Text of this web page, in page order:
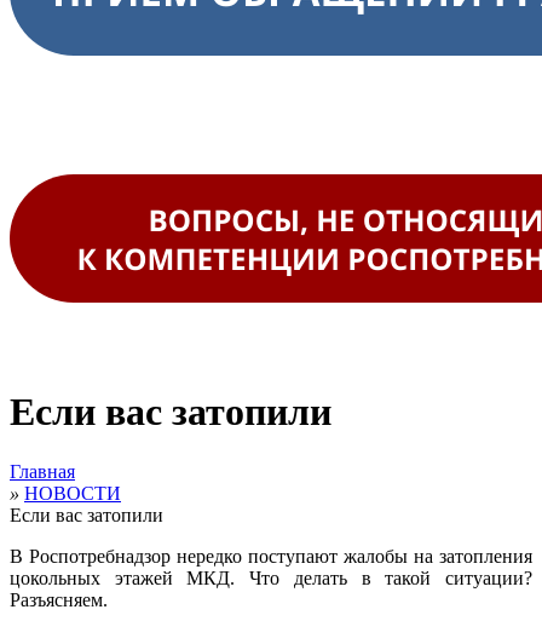
Если вас затопили
Главная
» НОВОСТИ
Если вас затопили
В Роспотребнадзор нередко поступают жалобы на затопления
цокольных этажей МКД. Что делать в такой ситуации?
Разъясняем.